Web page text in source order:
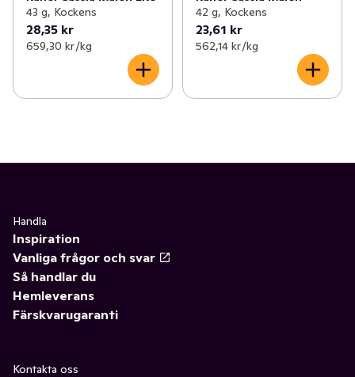
43 g, Kockens
28,35 kr
659,30 kr /kg
42 g, Kockens
23,61 kr
562,14 kr /kg
Handla
Inspiration
Vanliga frågor och svar
Så handlar du
Hemleverans
Färskvarugaranti
Kontakta oss